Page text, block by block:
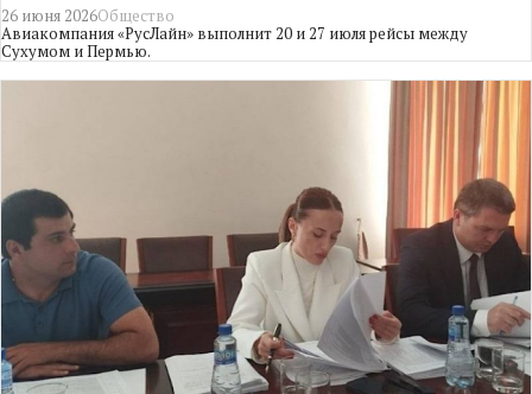
26 июня 2026Общество
Авиакомпания «РусЛайн» выполнит 20 и 27 июля рейсы между
Сухумом и Пермью.